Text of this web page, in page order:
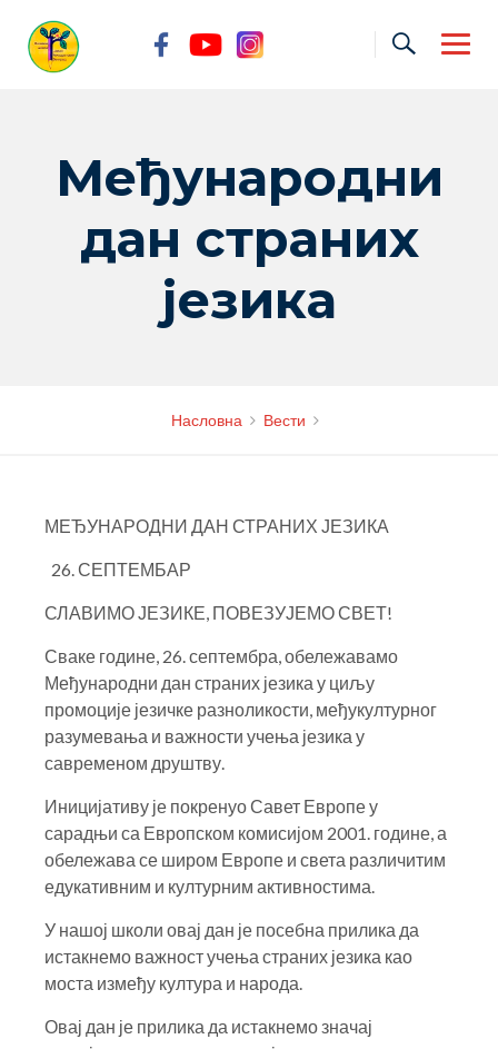
content
Међународни
дан страних
језика
Насловна Вести
МЕЂУНАРОДНИ ДАН СТРАНИХ ЈЕЗИКА
СЕПТЕМБАР
СЛАВИМО ЈЕЗИКЕ, ПОВЕЗУЈЕМО СВЕТ!
Сваке године, 26. септембра, обележавамо
Међународни дан страних језика у циљу
промоције језичке разноликости, међукултурног
разумевања и важности учења језика у
савременом друштву.
Иницијативу је покренуо Савет Европе у
сарадњи са Европском комисијом 2001. године, а
обележава се широм Европе и света различитим
едукативним и културним активностима.
У нашој школи овај дан је посебна прилика да
истакнемо важност учења страних језика као
моста између култура и народа.
Овај дан је прилика да истакнемо значај